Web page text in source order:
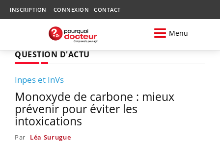
INSCRIPTION CONNEXION CONTACT
Menu
QUESTION D'ACTU
Inpes et InVs
Monoxyde de carbone : mieux
prévenir pour éviter les
intoxications
Par Léa Surugue